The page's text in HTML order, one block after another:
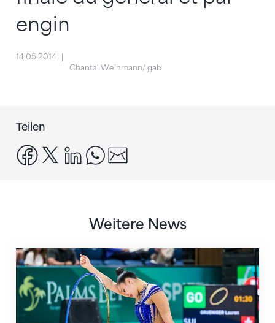
engin
14.05.2014
Chantal Weinmann/ gab
Teilen
facebook
x linkedinwhatsapp
Weitere News
Nächster Halt: Weltmeisterschaft